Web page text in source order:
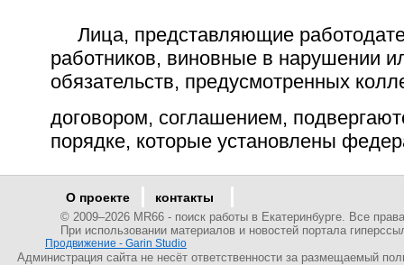
Лица, представляющие
работников, виновные в нарушении
обязательств, предусмотренных
договором, соглашением,
порядке, которые установлены
О проекте контакты
© 2009–2026 MR66 - поиск работы в Екатеринбурге. Все
При использовании материалов и новостей портала
Продвижение - Garin Studio
Администрация сайта не несёт ответственности за размещаемый